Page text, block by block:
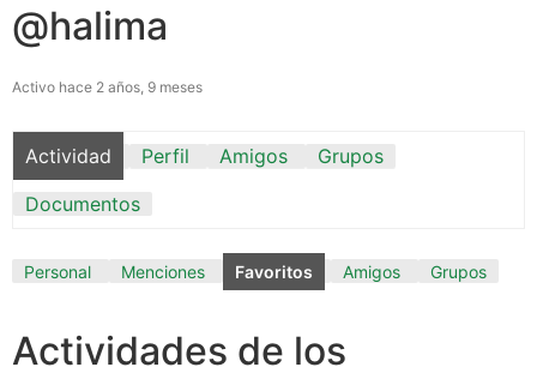
@halima
Activo hace 2 años, 9 meses
Actividad Perfil Amigos
Grupos
Documentos
Personal Menciones Favoritos Amigos Grupos
Actividades de los